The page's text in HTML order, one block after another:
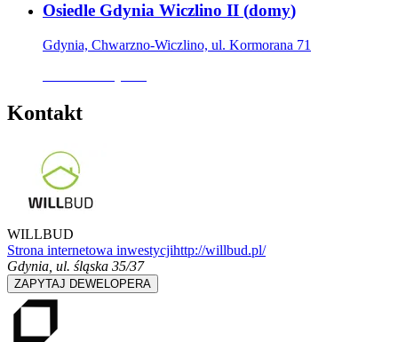
Osiedle Gdynia Wiczlino II (domy)
Gdynia, Chwarzno-Wiczlino, ul. Kormorana 71
Kontakt
WILLBUD
Strona internetowa inwestycjihttp://willbud.pl/
Gdynia ul. śląska 35/37
ZAPYTAJ DEWELOPERA